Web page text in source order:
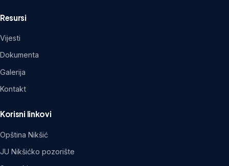
Resursi
Vijesti
Dokumenta
Galerija
Kontakt
Korisni linkovi
Opština Nikšić
JU Nikšićko pozorište